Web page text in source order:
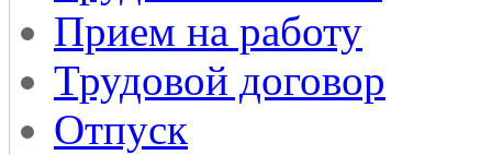
Прием на работу
Трудовой договор
Отпуск